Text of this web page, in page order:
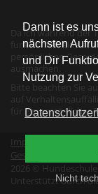
Dann ist es
nächsten
und Dir
Nutzung zur
Nicht
Da ich während der
funktioniert eine
persönlichen
ausmachen.
Bitte beachten Sie
auf
für ein persönliches
Impressum
2026 ©
Unterstützt durch